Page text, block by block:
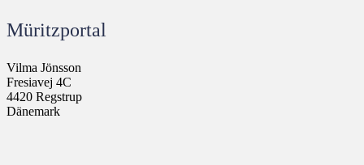
Müritzportal
Vilma Jönsson
Fresiavej 4C
4420 Regstrup
Dänemark